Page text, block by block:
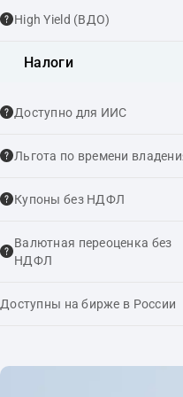
High Yield (ВДО)
Налоги
Доступно для ИИС
Льгота по времени
Купоны без НДФЛ
Валютная переоценка без
НДФЛ
Доступны на бирже в России